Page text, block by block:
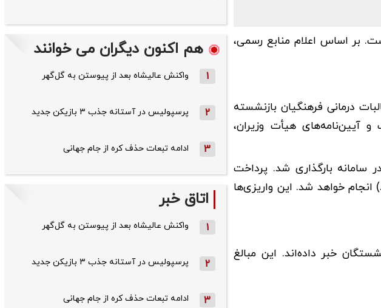
در راه است. بر اساس اعلام منابع رسمی،
درمانی فرهنگیان بازنشسته
آیین‌نامه‌های هیأت وزیران،
سامانه بارگذاری شد. پرداخت
دو ماه گذشته، به‌صورت مرحله‌ای و در سه روز پایانی ماه (۲۹، ۳۰ و ۳۱ خرداد) انجام خواهد شد. این واریزی‌ها
خبر داده‌اند. این مبالغ
هم اکنون دیگران می خوانند
1 واکنش عالیشاه بعد از پیوستن به گل‌گهر
2 پرسپولیس در آستانه جذب ۳ بازیکن جدید
3 ادامه تبعات حذف کره از جام جهانی
اتاق خبر
1 واکنش عالیشاه بعد از پیوستن به گل‌گهر
2 پرسپولیس در آستانه جذب ۳ بازیکن جدید
3 ادامه تبعات حذف کره از جام جهانی